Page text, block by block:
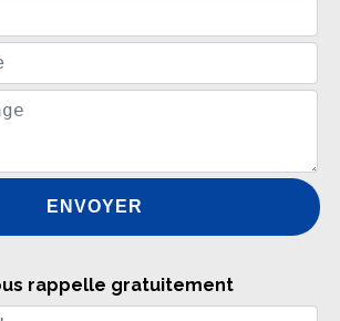
rappelle gratuitement